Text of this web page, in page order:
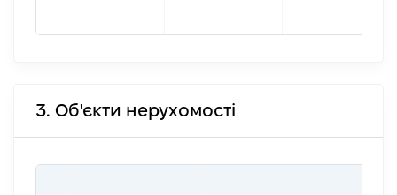
3. Об'єкти нерухомості